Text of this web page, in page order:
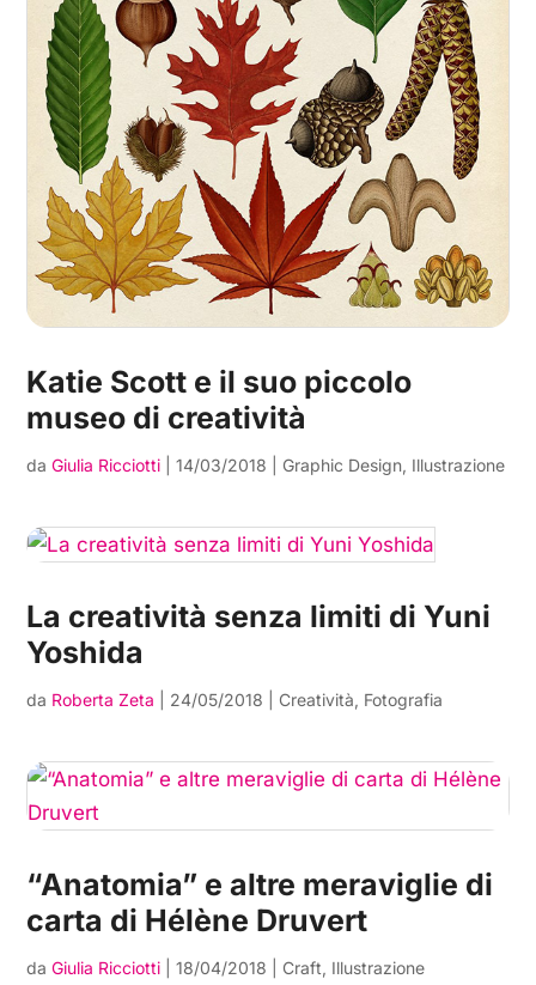
Katie Scott e il suo piccolo
museo di creatività
daGiulia Ricciotti |14/03/2018 Graphic Design, Illustrazione
La creatività senza limiti di Yuni
Yoshida
da Roberta Zeta 24/05/2018 Creatività, Fotografia
“Anatomia” e altre meraviglie di
carta di Hélène Druvert
daGiulia Ricciotti |18/04/2018 Craft, Illustrazione